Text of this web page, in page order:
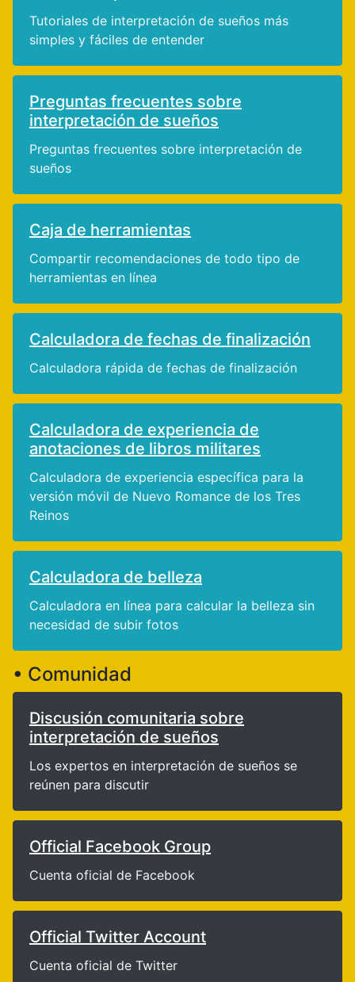
Tutoriales de interpretación de sueños más
simples y fáciles de entender
Preguntas frecuentes sobre
interpretación de sueños
Preguntas frecuentes sobre interpretación de
sueños
Caja de herramientas
Compartir recomendaciones de todo tipo de
herramientas en línea
Calculadora de fechas de finalización
Calculadora rápida de fechas de finalización
Calculadora de experiencia de
anotaciones de libros militares
Calculadora de experiencia específica para la
versión móvil de Nuevo Romance de los Tres
Reinos
Calculadora de belleza
Calculadora en línea para calcular la belleza sin
necesidad de subir fotos
• Comunidad
Discusión comunitaria sobre
interpretación de sueños
Los expertos en interpretación de sueños se
reúnen para discutir
Official Facebook Group
Cuenta oficial de Facebook
Official Twitter Account
Cuenta oficial de Twitter